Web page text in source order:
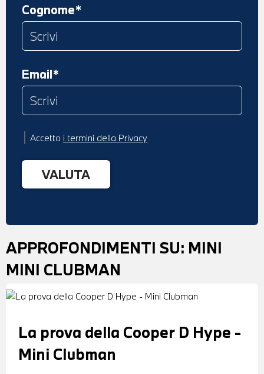
Cognome*
Email*
Accetto i termini della Privacy
APPROFONDIMENTI SU: MINI
MINI CLUBMAN
La prova della Cooper D Hype -
Mini Clubman